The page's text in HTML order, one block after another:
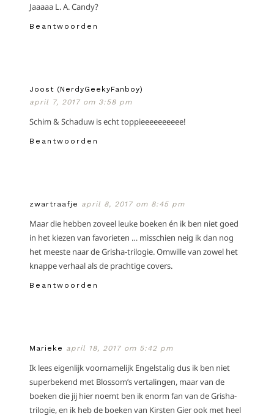
Jaaaaa L. A. Candy?
Beantwoorden
Joost (NerdyGeekyFanboy)
april 7, 2017 om 3:58 pm
Schim & Schaduw is echt toppieeeeeeeeee!
Beantwoorden
zwartraafje april 8, 2017 om 8:45 pm
Maar die hebben zoveel leuke boeken én ik ben niet goed
in het kiezen van favorieten … misschien neig ik dan nog
het meeste naar de Grisha-trilogie. Omwille van zowel het
knappe verhaal als de prachtige covers.
Beantwoorden
Marieke april 18, 2017 om 5:42 pm
Ik lees eigenlijk voornamelijk Engelstalig dus ik ben niet
superbekend met Blossom’s vertalingen, maar van de
boeken die jij hier noemt ben ik enorm fan van de Grisha-
trilogie, en ik heb de boeken van Kirsten Gier ook met heel